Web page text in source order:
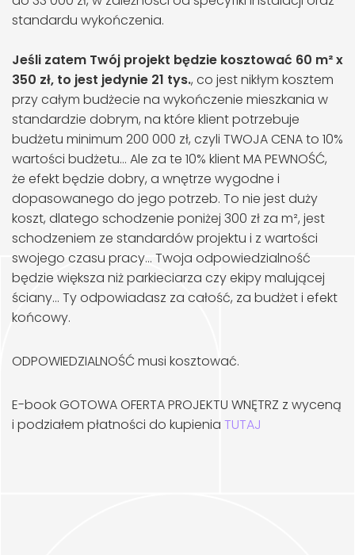
standardu wykończenia.
Jeśli zatem Twój projekt będzie kosztować 60 m² x
350 zł, to jest jedynie 21 tys., co jest nikłym kosztem
przy całym budżecie na wykończenie mieszkania w
standardzie dobrym, na które klient potrzebuje
budżetu minimum 200 000 zł, czyli TWOJA CENA to 10%
wartości budżetu… Ale za te 10% klient MA PEWNOŚĆ,
że efekt będzie dobry, a wnętrze wygodne i
dopasowanego do jego potrzeb. To nie jest duży
koszt, dlatego schodzenie poniżej 300 zł za m², jest
schodzeniem ze standardów projektu i z wartości
swojego czasu pracy… Twoja odpowiedzialność
będzie większa niż parkieciarza czy ekipy malującej
ściany… Ty odpowiadasz za całość, za budżet i efekt
końcowy.
ODPOWIEDZIALNOŚĆ musi kosztować.
E-book GOTOWA OFERTA PROJEKTU WNĘTRZ z wyceną
i podziałem płatności do kupienia TUTAJ